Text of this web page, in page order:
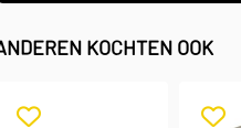
KOCHTEN OOK